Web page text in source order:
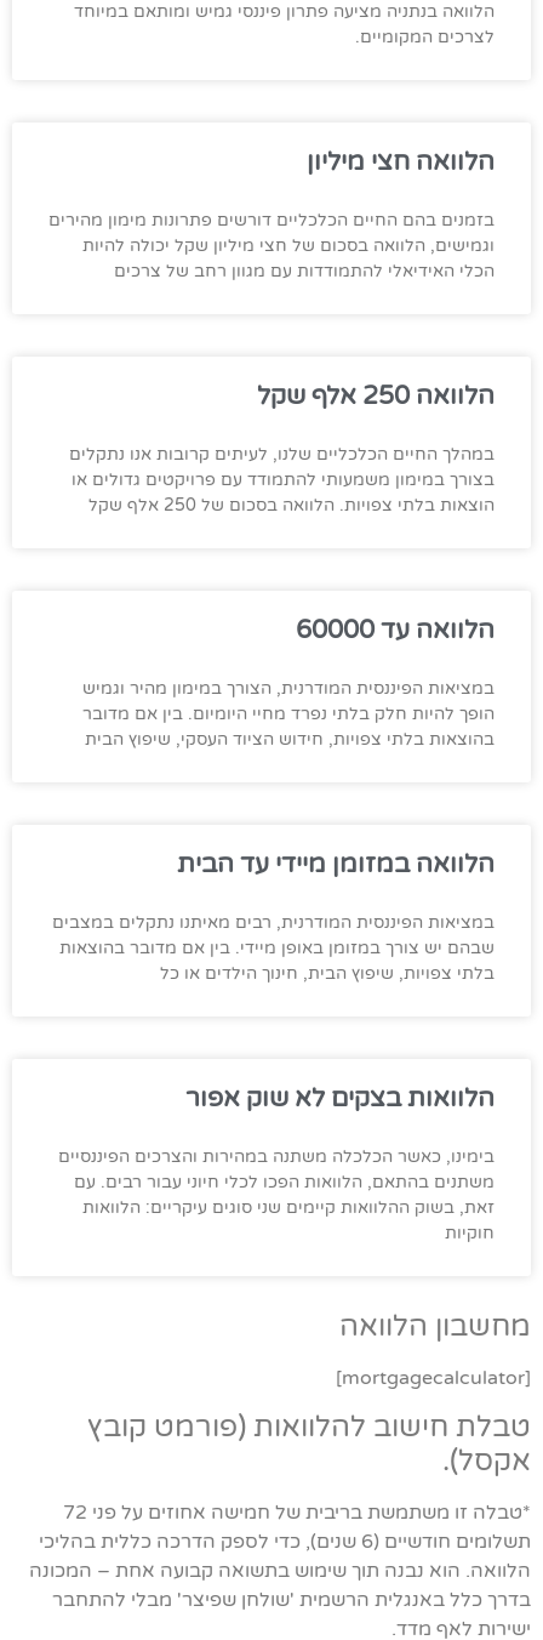
הלוואה בנתניה מציעה פתרון פיננסי גמיש ומותאם במיוחד
לצרכים המקומיים.
הלוואה חצי מיליון
בזמנים בהם החיים הכלכליים דורשים פתרונות מימון מהירים
וגמישים, הלוואה בסכום של חצי מיליון שקל יכולה להיות
הכלי האידיאלי להתמודדות עם מגוון רחב של צרכים
הלוואה 250 אלף שקל
במהלך החיים הכלכליים שלנו, לעיתים קרובות אנו נתקלים
בצורך במימון משמעותי להתמודד עם פרויקטים גדולים או
הוצאות בלתי צפויות. הלוואה בסכום של 250 אלף שקל
הלוואה עד 60000
במציאות הפיננסית המודרנית, הצורך במימון מהיר וגמיש
הופך להיות חלק בלתי נפרד מחיי היומיום. בין אם מדובר
בהוצאות בלתי צפויות, חידוש הציוד העסקי, שיפוץ הבית
הלוואה במזומן מיידי עד הבית
במציאות הפיננסית המודרנית, רבים מאיתנו נתקלים במצבים
שבהם יש צורך במזומן באופן מיידי. בין אם מדובר בהוצאות
בלתי צפויות, שיפוץ הבית, חינוך הילדים או כל
הלוואות בצקים לא שוק אפור
בימינו, כאשר הכלכלה משתנה במהירות והצרכים הפיננסיים
משתנים בהתאם, הלוואות הפכו לכלי חיוני עבור רבים. עם
זאת, בשוק ההלוואות קיימים שני סוגים עיקריים: הלוואות
חוקיות
מחשבון הלוואה
[mortgagecalculator]
טבלת חישוב להלוואות (פורמט קובץ
אקסל).
*טבלה זו משתמשת בריבית של חמישה אחוזים על פני 72
תשלומים חודשיים (6 שנים), כדי לספק הדרכה כללית בהליכי
הלוואה. הוא נבנה תוך שימוש בתשואה קבועה אחת – המכונה
בדרך כלל באנגלית הרשמית 'שולחן שפיצר' מבלי להתחבר
ישירות לאף מדד.